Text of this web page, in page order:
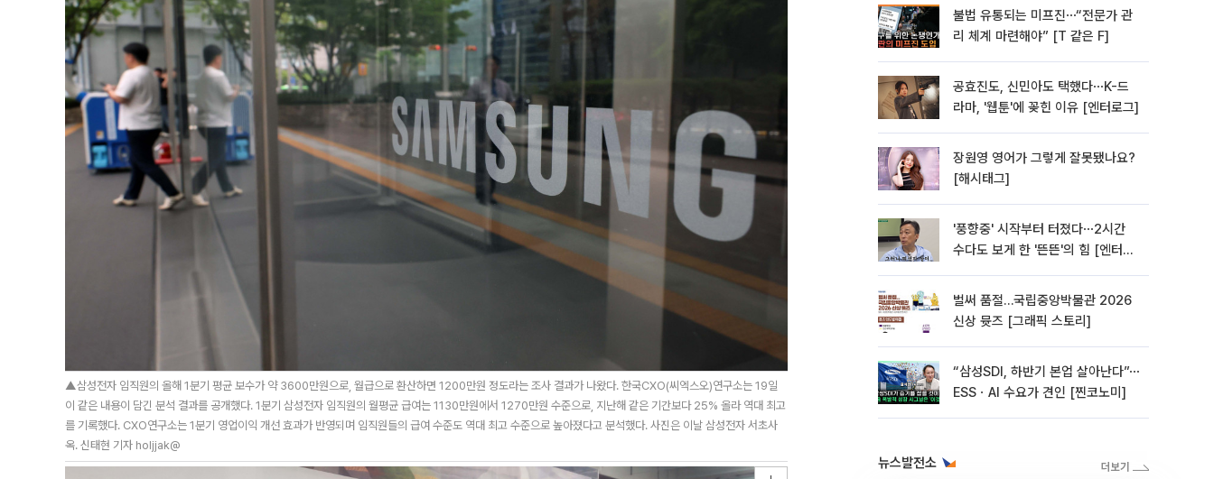
▲삼성전자 임직원의 올해 1분기 평균 보수가 약 3600만원으로, 월급으로 환산하면 1200만원 정도라는 조사 결과가 나왔다. 한국CXO(씨엑스오)연구소는 19일
이 같은 내용이 담긴 분석 결과를 공개했다. 1분기 삼성전자 임직원의 월평균 급여는 1130만원에서 1270만원 수준으로, 지난해 같은 기간보다 25% 올라 역대 최고
를 기록했다. CXO연구소는 1분기 영업이익 개선 효과가 반영되며 임직원들의 급여 수준도 역대 최고 수준으로 높아졌다고 분석했다. 사진은 이날 삼성전자 서초사
옥. 신태현 기자 holjjak@
불법 유통되는 미프진⋯“전문가 관
리 체계 마련해야” [T 같은 F]
공효진도, 신민아도 택했다⋯K-드
라마, '웹툰'에 꽂힌 이유 [엔터로그]
장원영 영어가 그렇게 잘못됐나요?
[해시태그]
'풍향중' 시작부터 터졌다⋯2시간
수다도 보게 한 '뜬뜬'의 힘 [엔터로
벌써 품절…국립중앙박물관 2026
신상 뮷즈 [그래픽 스토리]
“삼성SDI, 하반기 본업 살아난다”⋯
ESSㆍAI 수요가 견인 [찐코노미]
뉴스발전소